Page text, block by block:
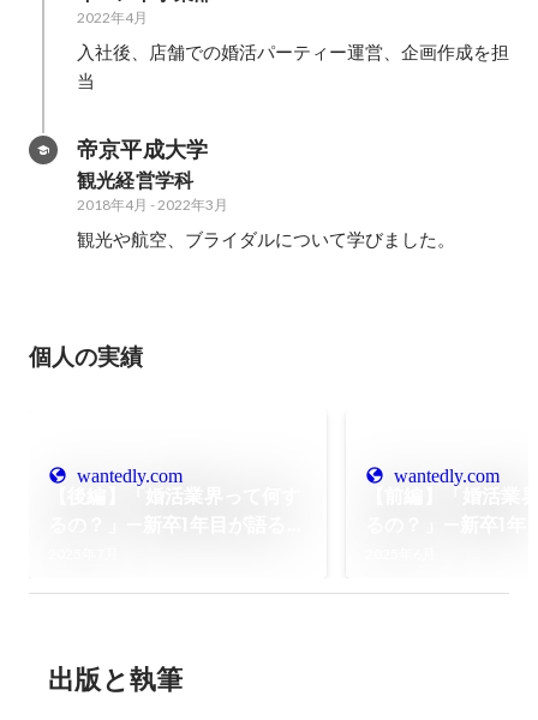
2022年4月
入社後、店舗での婚活パーティー運営、企画作成を担
当
帝京平成大学
観光経営学科
2018年4月 - 2022年3月
観光や航空、ブライダルについて学びました。
個人の実績
wantedly.com wantedly.com
出版と執筆